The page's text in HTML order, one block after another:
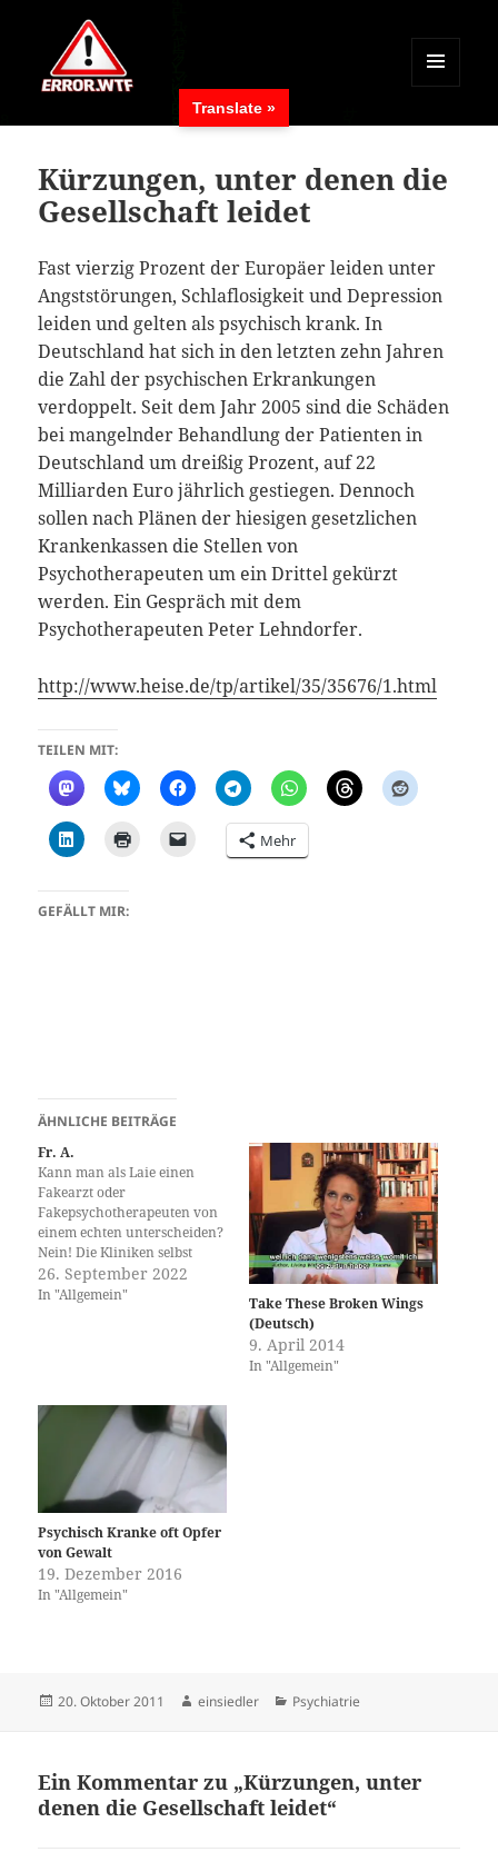
MENÜ
WIDGETS
Kürzungen, unter denen die
Gesellschaft leidet
Fast vierzig Prozent der Europäer leiden unter
Angststörungen, Schlaflosigkeit und Depression
leiden und gelten als psychisch krank. In
Deutschland hat sich in den letzten zehn Jahren
die Zahl der psychischen Erkrankungen
verdoppelt. Seit dem Jahr 2005 sind die Schäden
bei mangelnder Behandlung der Patienten in
Deutschland um dreißig Prozent, auf 22
Milliarden Euro jährlich gestiegen. Dennoch
sollen nach Plänen der hiesigen gesetzlichen
Krankenkassen die Stellen von
Psychotherapeuten um ein Drittel gekürzt
werden. Ein Gespräch mit dem
Psychotherapeuten Peter Lehndorfer.
http://www.heise.de/tp/artikel/35/35676/1.html
TEILEN MIT:
Mehr
GEFÄLLT MIR:
ÄHNLICHE BEITRÄGE
Fr. A.
Kann man als Laie einen
Fakearzt oder
Fakepsychotherapeuten von
einem echten unterscheiden?
Nein! Die Kliniken selbst
fragen bei den
Prüfungsämtern, die
bekommen. Verquatscht sich
der Fakearzt/-therapeutin
nicht ganz dumm,…
26. September 2022
In "Allgemein"
Take These Broken Wings
(Deutsch)
9. April 2014
In "Allgemein"
Psychisch Kranke oft Opfer
von Gewalt
19. Dezember 2016
In "Allgemein"
Veröffentlicht
20. Oktober 2011 Autor
einsiedler Kategorien
Psychiatrie
Ein Kommentar zu „Kürzungen, unter
denen die Gesellschaft leidet“
Translate »